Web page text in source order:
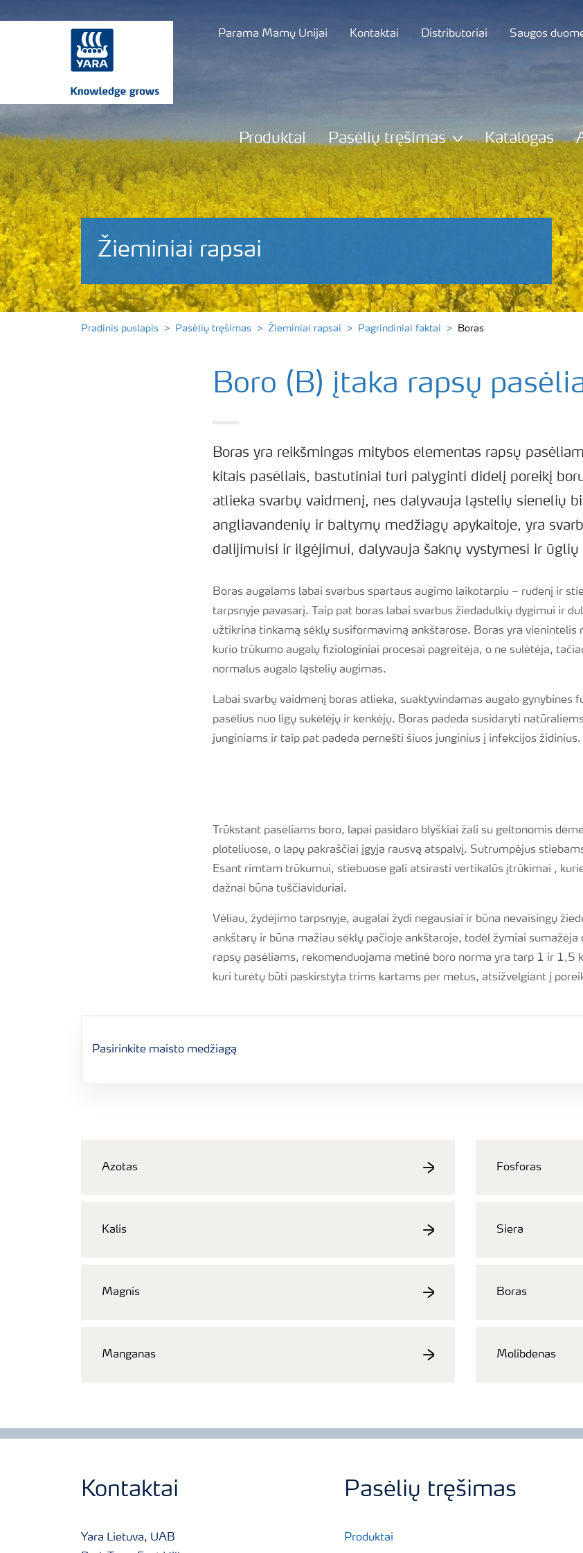
Parama Mamų Unijai Kontaktai Distributoriai Saugos
Produktai Pasėlių tręšimas Katalogas
Žieminiai rapsai
Pradinis puslapis Pasėlių tręšimas Žieminiai rapsai Pagrindiniai faktai Boras
Boro (B) įtaka rapsų
Boras yra reikšmingas mitybos elementas rapsų
kitais pasėliais, bastutiniai turi palyginti didelį poreikį
atlieka svarbų vaidmenį, nes dalyvauja ląstelių sienelių
angliavandenių ir baltymų medžiagų apykaitoje, yra
dalijimuisi ir ilgėjimui, dalyvauja šaknų vystymesi ir ūglių
Boras augalams labai svarbus spartaus augimo laikotarpiu – rudenį ir
tarpsnyje pavasarį. Taip pat boras labai svarbus žiedadulkių dygimui ir
užtikrina tinkamą sėklų susiformavimą ankštarose. Boras yra vienintelis
kurio trūkumo augalų fiziologiniai procesai pagreitėja, o ne sulėtėja,
normalus augalo ląstelių augimas.
Labai svarbų vaidmenį boras atlieka, suaktyvindamas augalo gynybines
pasėlius nuo ligų sukėlėjų ir kenkėjų. Boras padeda susidaryti
junginiams ir taip pat padeda pernešti šiuos junginius į infekcijos židinius.
Trūkstant pasėliams boro, lapai pasidaro blyškiai žali su geltonomis
ploteliuose, o lapų pakraščiai įgyja rausvą atspalvį. Sutrumpėjus
Esant rimtam trūkumui, stiebuose gali atsirasti vertikalūs įtrūkimai ,
dažnai būna tuščiaviduriai.
Vėliau, žydėjimo tarpsnyje, augalai žydi negausiai ir būna nevaisingų
ankštarų ir būna mažiau sėklų pačioje ankštaroje, todėl žymiai sumažėja
rapsų pasėliams, rekomenduojama metinė boro norma yra tarp 1 ir 1,5
kuri turėtų būti paskirstyta trims kartams per metus, atsižvelgiant į
Azotas Fosforas
Kalis Siera
Magnis Boras
Manganas Molibdenas
Kontaktai
Yara Lietuva, UAB
Pasėlių tręšimas
Produktai